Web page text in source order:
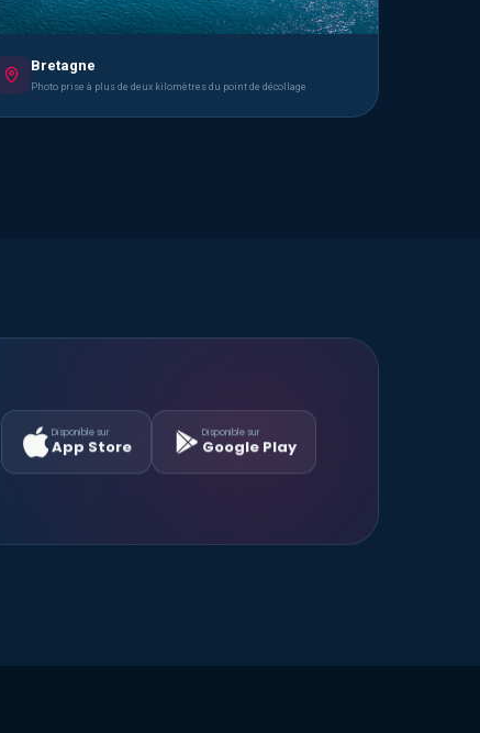
Bretagne
Photo prise à plus de deux kilomètres du point de décollage
Disponible sur
App Store
Disponible sur
Google Play